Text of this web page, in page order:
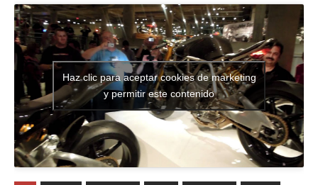
Haz clic para aceptar cookies de marketing
y permitir este contenido